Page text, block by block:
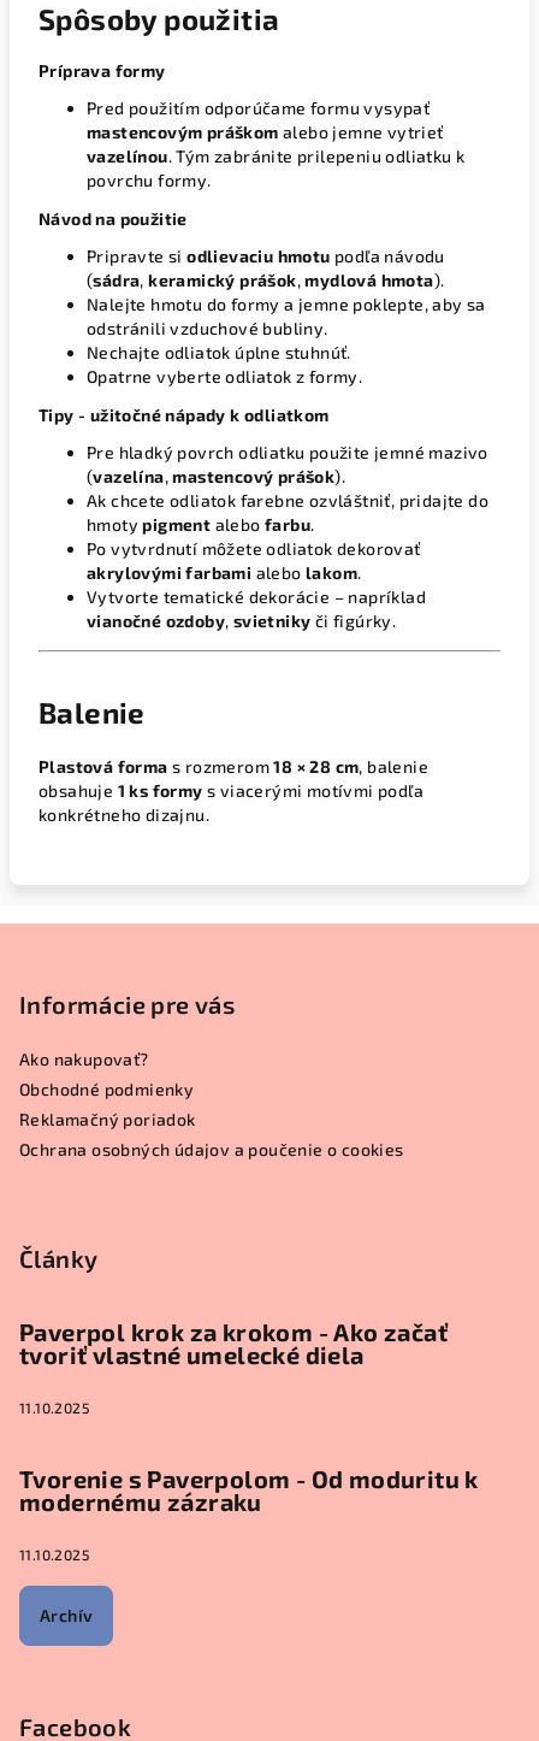
Spôsoby použitia
Príprava formy
Pred použitím odporúčame formu vysypať
mastencovým práškom alebo jemne vytrieť
vazelínou. Tým zabránite prilepeniu odliatku k
povrchu formy.
Návod na použitie
Pripravte siodlievaciu hmotu podľa návodu
(sádra,keramický prášok,mydlová hmota).
Nalejte hmotu do formy a jemne poklepte, aby sa
odstránili vzduchové bubliny.
Nechajte odliatok úplne stuhnúť.
Opatrne vyberte odliatok z formy.
Tipy - užitočné nápady k odliatkom
Pre hladký povrch odliatku použite jemné mazivo
(vazelína,mastencový prášok).
Ak chcete odliatok farebne ozvláštniť, pridajte do
hmotypigment alebofarbu.
Po vytvrdnutí môžete odliatok dekorovať
akrylovými farbami alebolakom.
Vytvorte tematické dekorácie – napríklad
vianočné ozdoby, svietniky či figúrky.
Balenie
Plastová forma s rozmerom18 × 28 cm, balenie
obsahuje 1 ks formy s viacerými motívmi podľa
konkrétneho dizajnu.
Informácie pre vás
Ako nakupovať?
Obchodné podmienky
Reklamačný poriadok
Ochrana osobných údajov a poučenie o cookies
Články
Paverpol krok za krokom - Ako začať
tvoriť vlastné umelecké diela
11.10.2025
Tvorenie s Paverpolom - Od moduritu k
modernému zázraku
11.10.2025
Archív
Facebook